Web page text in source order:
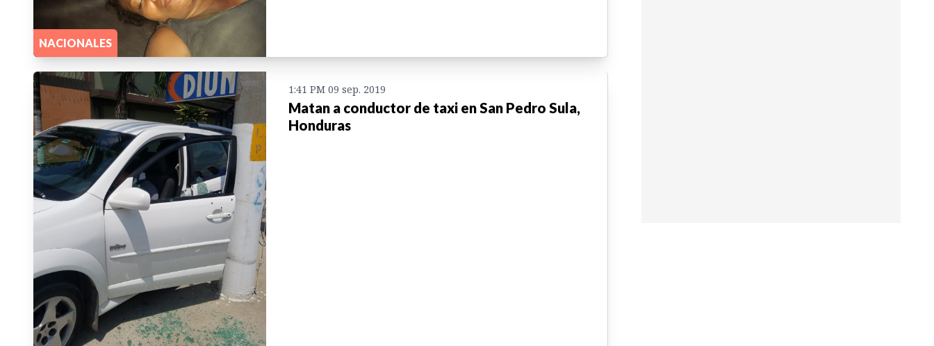
NACIONALES
1:41 PM 09 sep. 2019
Matan a conductor de taxi en San Pedro Sula,
Honduras